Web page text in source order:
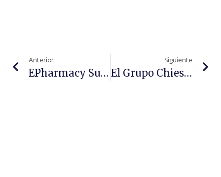
Anterior
EPharmacy Summit 2020, La Conferencia Más Grande De ECommerce Para El Sector Consumer Healthcare
Siguiente
El Grupo Chiesi Genera Casi 2.000 Millones De Euros Y Obtiene La Certificación B Corp En 2019